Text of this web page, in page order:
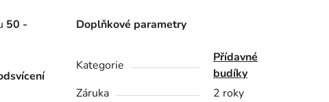
50 -
Doplňkové parametry
Kategorie
Přídavné
budíky
Záruka
2 roky